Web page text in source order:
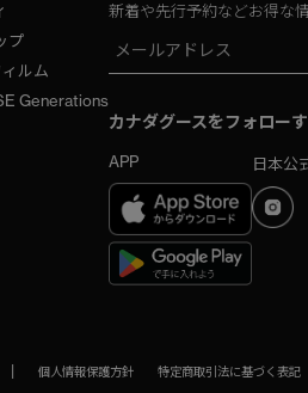
プ
ルム
Generations
新着や先行予約などお得な
カナダグースをフォロー
APP 日本公
| 個人情報保護方針 特定商取引法に基づく表記